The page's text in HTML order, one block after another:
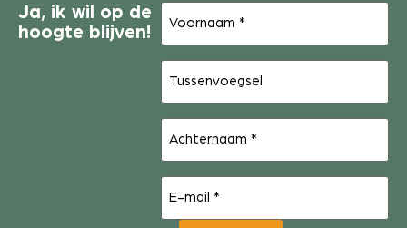
Ja, ik wil op de
hoogte blijven!
Voornaam
Tussenvoegsel
Achternaam
E-
mail(Vereist)